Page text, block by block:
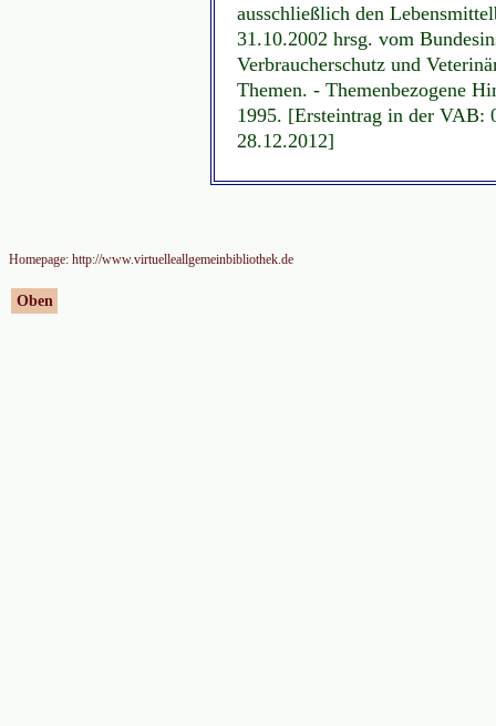
ausschließlich den
31.10.2002 hrsg. vom
Verbraucherschutz und
Themen. - Themenbezogene
1995. [Ersteintrag in der
28.12.2012]
Homepage: http://www.virtuelleallgemeinbibliothek.de
Oben